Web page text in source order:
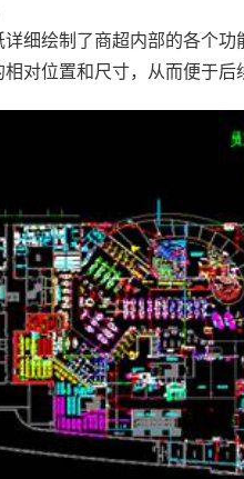
细绘制了商超内部的各个
对位置和尺寸，从而便于后